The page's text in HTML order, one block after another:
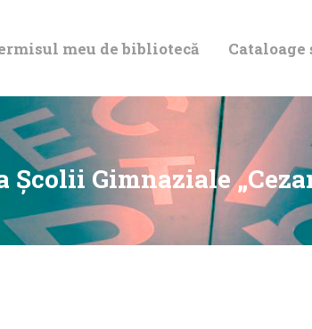
meu de bibliotecă
Școlii Gimnaziale
BIBLIOTECĂ
ȘI